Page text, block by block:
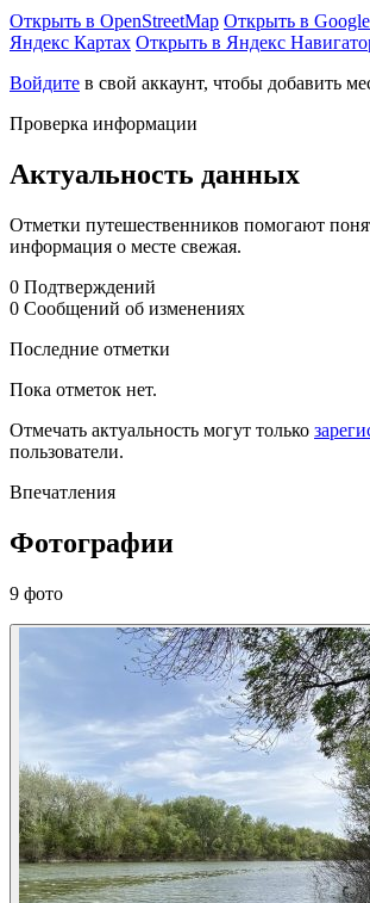
Открыть в OpenStreetMap Открыть в
Яндекс Картах Открыть в Яндекс
Войдите в свой аккаунт, чтобы добавить
Проверка информации
Актуальность данных
Отметки путешественников помогают
информация о месте свежая.
0 Подтверждений
0 Сообщений об изменениях
Последние отметки
Пока отметок нет.
Отмечать актуальность могут только
пользователи.
Впечатления
Фотографии
9 фото